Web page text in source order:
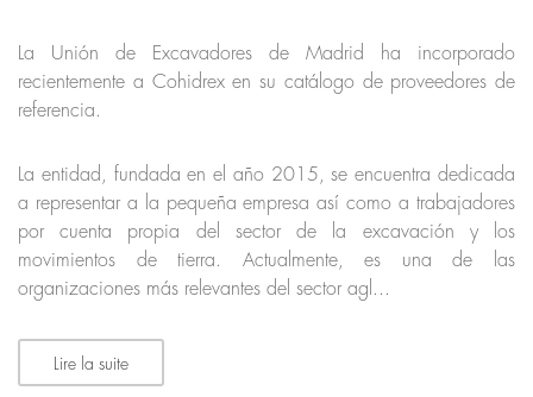
La Unión de Excavadores de Madrid ha incorporado
recientemente a Cohidrex en su catálogo de proveedores de
referencia.
La entidad, fundada en el año 2015, se encuentra dedicada
a representar a la pequeña empresa así como a trabajadores
por cuenta propia del sector de la excavación y los
movimientos de tierra. Actualmente, es una de las
organizaciones más relevantes del sector agl...
Lire la suite